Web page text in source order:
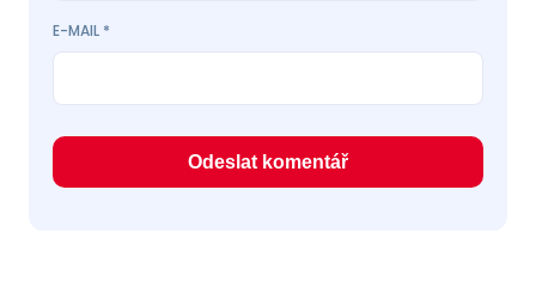
E-MAIL *